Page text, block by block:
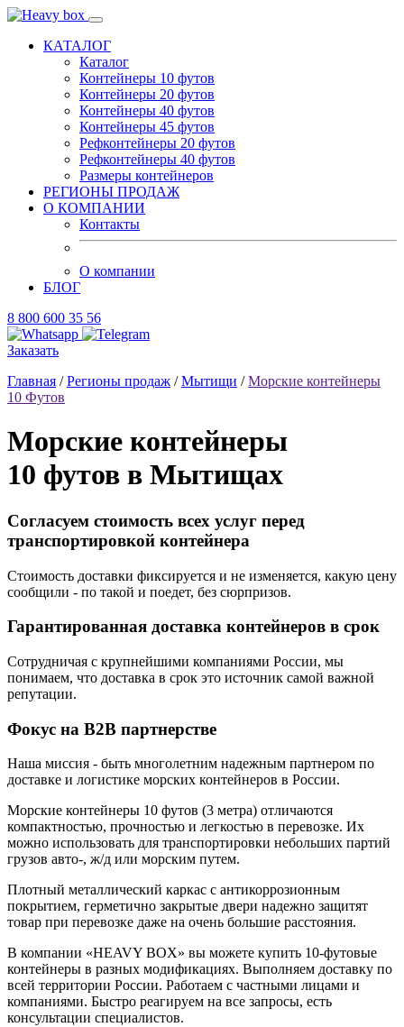
КАТАЛОГ
Каталог
Контейнеры 10 футов
Контейнеры 20 футов
Контейнеры 40 футов
Контейнеры 45 футов
Рефконтейнеры 20 футов
Рефконтейнеры 40 футов
Размеры контейнеров
РЕГИОНЫ ПРОДАЖ
О КОМПАНИИ
Контакты
О компании
БЛОГ
8 800 600 35 56
Заказать
Главная /Регионы продаж /Мытищи /Морские контейнеры
10 Футов
Морские контейнеры
10 футов в Мытищах
Согласуем стоимость всех услуг перед
транспортировкой контейнера
Стоимость доставки фиксируется и не изменяется, какую цену
сообщили - по такой и поедет, без сюрпризов.
Гарантированная доставка контейнеров в срок
Сотрудничая с крупнейшими компаниями России, мы
понимаем, что доставка в срок это источник самой важной
репутации.
Фокус на B2B партнерстве
Наша миссия - быть многолетним надежным партнером по
доставке и логистике морских контейнеров в России.
Морские контейнеры 10 футов (3 метра) отличаются
компактностью, прочностью и легкостью в перевозке. Их
можно использовать для транспортировки небольших партий
грузов авто-, ж/д или морским путем.
Плотный металлический каркас с антикоррозионным
покрытием, герметично закрытые двери надежно защитят
товар при перевозке даже на очень большие расстояния.
В компании «HEAVY BOX» вы можете купить 10-футовые
контейнеры в разных модификациях. Выполняем доставку по
всей территории России. Работаем с частными лицами и
компаниями. Быстро реагируем на все запросы, есть
консультации специалистов.